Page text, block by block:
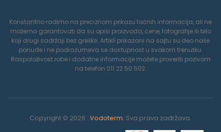
Konstantno radimo na preciznom prikazu tačnih informacija, ali ne
možemo garantovati da su opisi proizvoda, cene, fotografije ili bilo
koji drugi sadržaji bez greške. Artikli prikazani na sajtu su deo naše
ponude i ne podrazumeva se dostupnost u svakom trenutku.
Raspoloživost robe i dodatne informacije možete proveriti pozivom
na telefon 011 22 50 502.
Copyright © 2026 . Vodoterm. Sva prava zadržava.